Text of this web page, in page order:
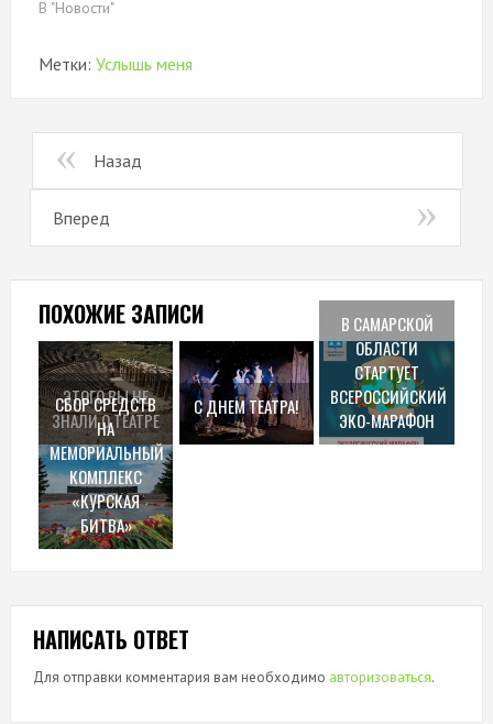
В "Новости"
Метки: Услышь меня
Назад
Вперед
ПОХОЖИЕ ЗАПИСИ
ЭТОГО ВЫ НЕ
ЗНАЛИ О ТЕАТРЕ
С ДНЕМ ТЕАТРА!
В САМАРСКОЙ
ОБЛАСТИ
СТАРТУЕТ
ВСЕРОССИЙСКИЙ
ЭКО-МАРАФОН
СБОР СРЕДСТВ
НА
МЕМОРИАЛЬНЫЙ
КОМПЛЕКС
«КУРСКАЯ
БИТВА»
НАПИСАТЬ ОТВЕТ
Для отправки комментария вам необходимо авторизоваться.